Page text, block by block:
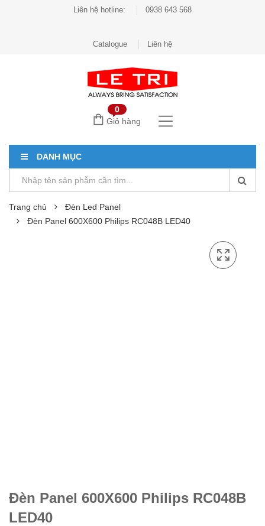
Liên hệ hotline: 0938 643 568
Catalogue Liên hệ
0
Giỏ hàng
DANH MỤC
Trang chủ
Đèn Led Panel
Đèn Panel 600X600 Philips RC048B LED40
Đèn Panel 600X600 Philips RC048B
LED40